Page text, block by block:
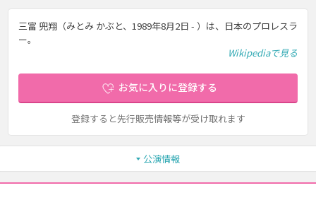
三富 兜翔（みとみ かぶと、1989年8月2日 - ）は、日本のプロレスラ
ー。
Wikipediaで見る
お気に入りに登録する
登録すると先行販売情報等が受け取れます
公演情報